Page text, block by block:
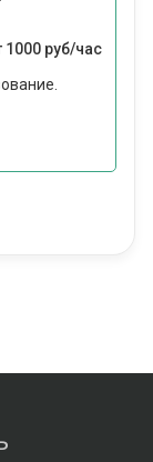
1000 руб/час